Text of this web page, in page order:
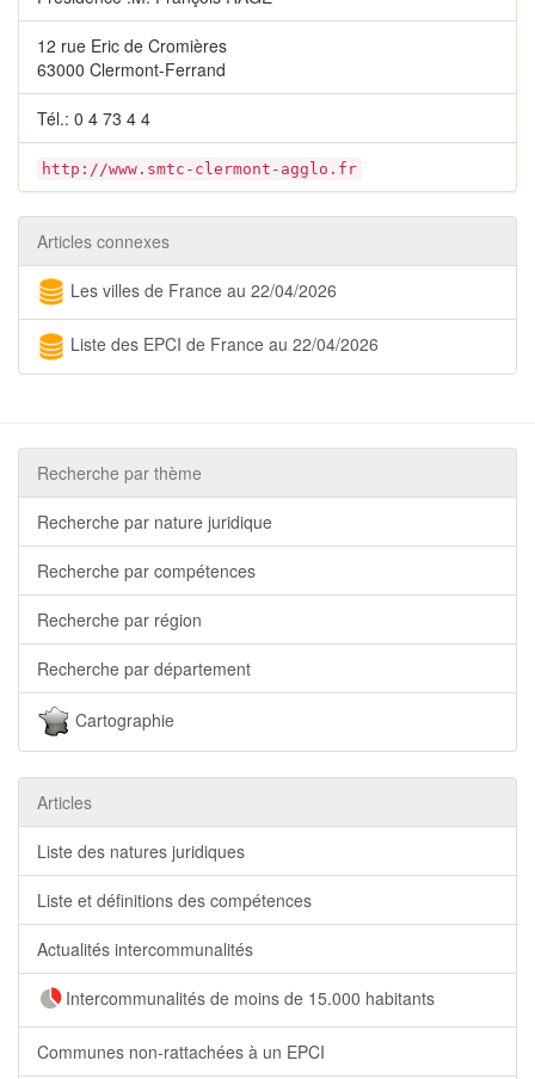
12 rue Eric de Cromières
63000 Clermont-Ferrand
Tél.: 0 4 73 4 4
http://www.smtc-clermont-agglo.fr
Articles connexes
Les villes de France au 22/04/2026
Liste des EPCI de France au 22/04/2026
Recherche par thème
Recherche par nature juridique
Recherche par compétences
Recherche par région
Recherche par département
Cartographie
Articles
Liste des natures juridiques
Liste et définitions des compétences
Actualités intercommunalités
Intercommunalités de moins de 15.000 habitants
Communes non-rattachées à un EPCI